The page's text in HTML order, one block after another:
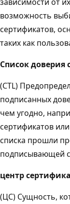
возможность
сертификатов,
таких как
Список доверия
(CTL)
подписанных
чем угодно,
сертификатов
списка прошли
подписывающей
центр
(ЦС) Сущность,